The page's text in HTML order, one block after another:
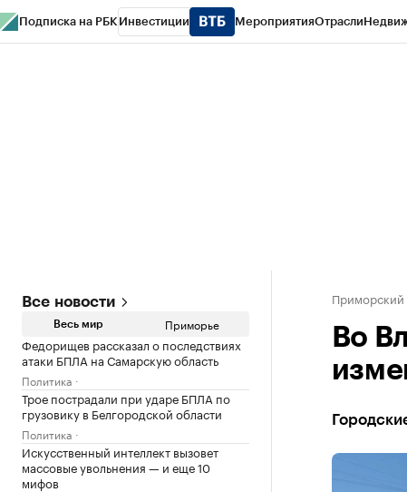
Подписка на РБК Инвестиции МероприятияОтрасли
Все новости
Весь мир Приморье
Федорищев рассказал о последствиях
атаки БПЛА на Самарскую область
Политика
Трое пострадали при ударе БПЛА по
грузовику в Белгородской области
Политика
Искусственный интеллект вызовет
массовые увольнения — и еще 10
мифов
Приморский
Во